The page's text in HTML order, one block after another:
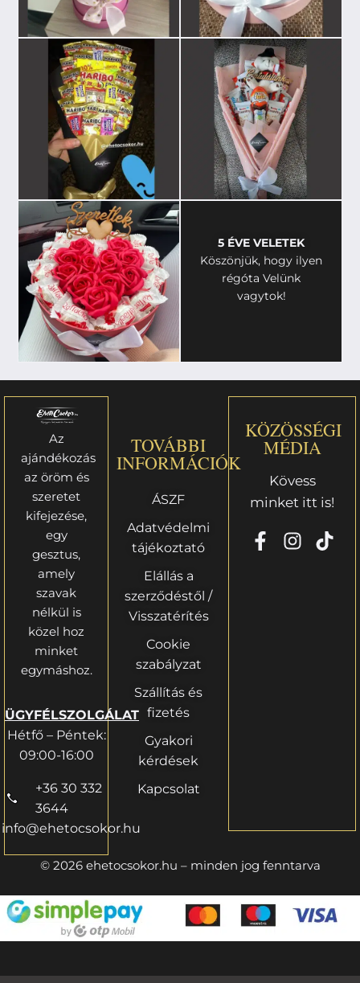
5 ÉVE VELETEK
Köszönjük, hogy ilyen
régóta Velünk
vagytok!
Az
ajándékozás
az öröm és
szeretet
kifejezése,
egy
gesztus,
amely
szavak
nélkül is
közel hoz
minket
egymáshoz.
ÜGYFÉLSZOLGÁLAT
Hétfő – Péntek:
09:00-16:00
+36 30 332
3644
info@ehetocsokor.hu
TOVÁBBI
INFORMÁCIÓK
ÁSZF
Adatvédelmi
tájékoztató
Elállás a
szerződéstől /
Visszatérítés
Cookie
szabályzat
Szállítás és
fizetés
Gyakori
kérdések
Kapcsolat
KÖZÖSSÉGI
MÉDIA
Kövess
minket itt is!
© 2026 ehetocsokor.hu – minden jog fenntarva